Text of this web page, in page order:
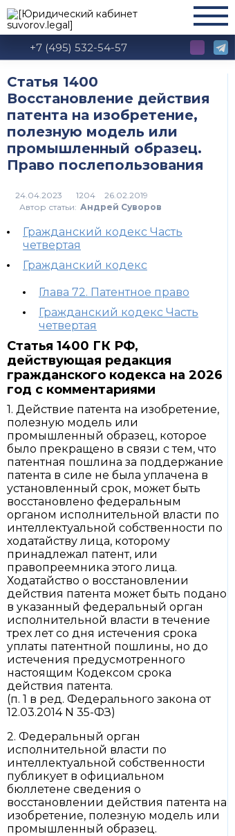
+7 (495) 532-54-57
Статья 1400
Восстановление действия
патента на изобретение,
полезную модель или
промышленный образец.
Право послепользования
1204
Автор статьи: Андрей Суворов
Гражданский кодекс Часть
четвертая
Гражданский кодекс
Глава 72. Патентное право
Гражданский кодекс Часть
четвертая
Статья 1400 ГК РФ,
действующая редакция
гражданского кодекса на 2026
год с комментариями
1. Действие патента на изобретение,
полезную модель или
промышленный образец, которое
было прекращено в связи с тем, что
патентная пошлина за поддержание
патента в силе не была уплачена в
установленный срок, может быть
восстановлено федеральным
органом исполнительной власти по
интеллектуальной собственности по
ходатайству лица, которому
принадлежал патент, или
правопреемника этого лица.
Ходатайство о восстановлении
действия патента может быть подано
в указанный федеральный орган
исполнительной власти в течение
трех лет со дня истечения срока
уплаты патентной пошлины, но до
истечения предусмотренного
настоящим Кодексом срока
действия патента.
(п. 1 в ред. Федерального закона от
12.03.2014 N 35-ФЗ)
2. Федеральный орган
исполнительной власти по
интеллектуальной собственности
публикует в официальном
бюллетене сведения о
восстановлении действия патента на
изобретение, полезную модель или
промышленный образец.